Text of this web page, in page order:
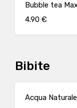
Bubble tea
4.90 €
Bibite
Acqua Naturale